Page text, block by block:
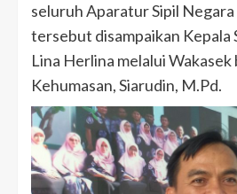
seluruh Aparatur Sipil Negara
tersebut disampaikan Kepala
Lina Herlina melalui Wakasek
Kehumasan, Siarudin, M.Pd.